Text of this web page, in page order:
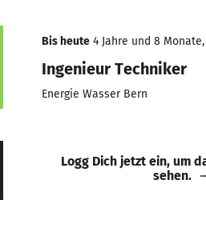
Bis heute 4 Jahre und 8
Ingenieur Techniker
Energie Wasser Bern
Logg Dich jetzt ein, um
sehen.